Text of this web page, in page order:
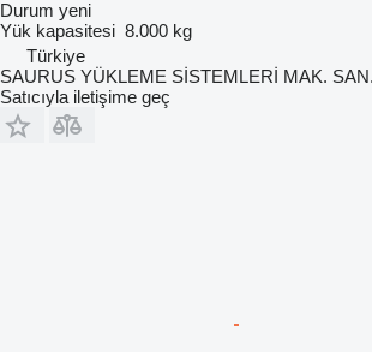
Durum yeni
Yük kapasitesi 8.000 kg
Türkiye
SAURUS YÜKLEME SİSTEMLERİ MAK.
Satıcıyla iletişime geç